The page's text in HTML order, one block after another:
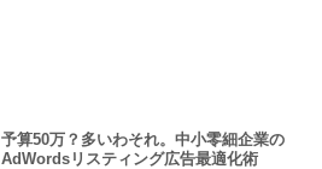
予算50万？多いわそれ。中小零細企業の
AdWordsリスティング広告最適化術